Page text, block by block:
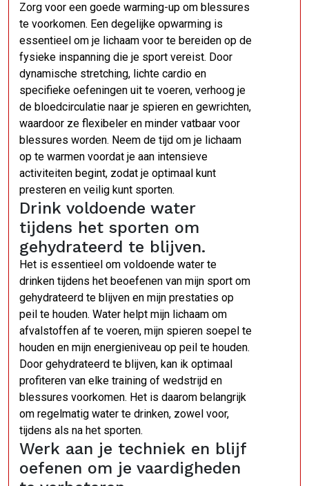
Zorg voor een goede warming-up om blessures
te voorkomen. Een degelijke opwarming is
essentieel om je lichaam voor te bereiden op de
fysieke inspanning die je sport vereist. Door
dynamische stretching, lichte cardio en
specifieke oefeningen uit te voeren, verhoog je
de bloedcirculatie naar je spieren en gewrichten,
waardoor ze flexibeler en minder vatbaar voor
blessures worden. Neem de tijd om je lichaam
op te warmen voordat je aan intensieve
activiteiten begint, zodat je optimaal kunt
presteren en veilig kunt sporten.
Drink voldoende water
tijdens het sporten om
gehydrateerd te blijven.
Het is essentieel om voldoende water te
drinken tijdens het beoefenen van mijn sport om
gehydrateerd te blijven en mijn prestaties op
peil te houden. Water helpt mijn lichaam om
afvalstoffen af te voeren, mijn spieren soepel te
houden en mijn energieniveau op peil te houden.
Door gehydrateerd te blijven, kan ik optimaal
profiteren van elke training of wedstrijd en
blessures voorkomen. Het is daarom belangrijk
om regelmatig water te drinken, zowel voor,
tijdens als na het sporten.
Werk aan je techniek en blijf
oefenen om je vaardigheden